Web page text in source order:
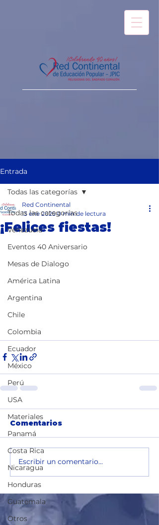
Entrada
Todas las categorías
Venezuela
Eventos 40 Aniversario
Mesas de Dialogo
América Latina
Argentina
Chile
Colombia
Ecuador
México
Perú
USA
Materiales
Panamá
Costa Rica
Nicaragua
Honduras
Guatemala
Otros
Todas las categorías
¡Felices fiestas!
Red Continental
13 ene 2025 0 min de lectura
Comentarios
Escribir un comentario...